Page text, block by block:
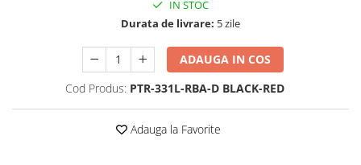
IN STOC
Durata de livrare: 5 zile
ADAUGA IN COS
Cod Produs: PTR-331L-RBA-D BLACK-RED
Adauga la Favorite